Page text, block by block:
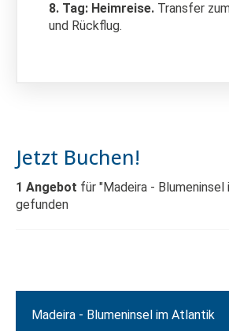
8. Tag: Heimreise. Transfer
und Rückflug.
Jetzt Buchen!
1 Angebot für "Madeira -
gefunden
Madeira - Blumeninsel im Atlantik